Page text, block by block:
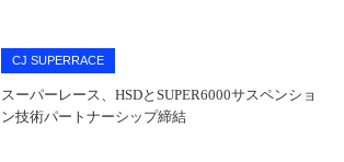
CJ SUPERRACE
スーパーレース、HSDとSUPER6000サスペンショ
ン技術パートナーシップ締結